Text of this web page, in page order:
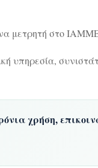
μετρητή στο
υπηρεσία,
χρήση,